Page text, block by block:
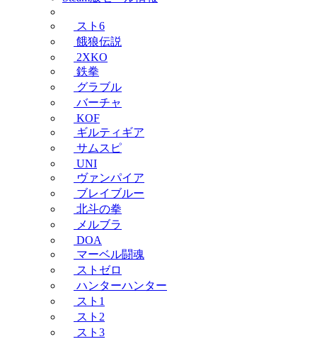
スト6
餓狼伝説
2XKO
鉄拳
グラブル
バーチャ
KOF
ギルティギア
サムスピ
UNI
ヴァンパイア
ブレイブルー
北斗の拳
メルブラ
DOA
マーベル闘魂
ストゼロ
ハンターハンター
スト1
スト2
スト3